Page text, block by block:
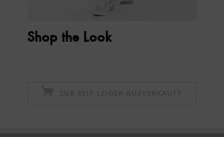
Shop the Look